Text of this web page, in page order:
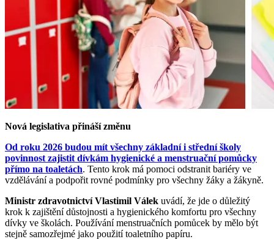
Nová legislativa přináší změnu
Od roku 2026 budou mít všechny základní i střední školy
povinnost zajistit dívkám hygienické a menstruační pomůcky
přímo na toaletách. Tento krok má pomoci odstranit bariéry ve
vzdělávání a podpořit rovné podmínky pro všechny žáky a žákyně.
Ministr zdravotnictví Vlastimil Válek uvádí, že jde o důležitý
krok k zajištění důstojnosti a hygienického komfortu pro všechny
dívky ve školách. Používání menstruačních pomůcek by mělo být
stejně samozřejmé jako použití toaletního papíru.